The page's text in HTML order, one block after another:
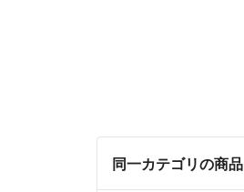
同一カテゴリの商品